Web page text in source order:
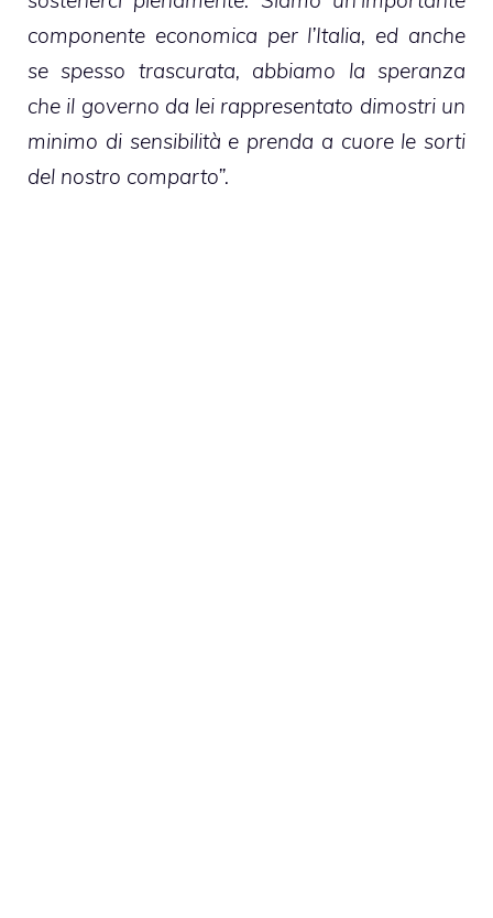
componente economica per l’Italia, ed anche
se spesso trascurata, abbiamo la speranza
che il governo da lei rappresentato dimostri un
minimo di sensibilità e prenda a cuore le sorti
del nostro comparto”.